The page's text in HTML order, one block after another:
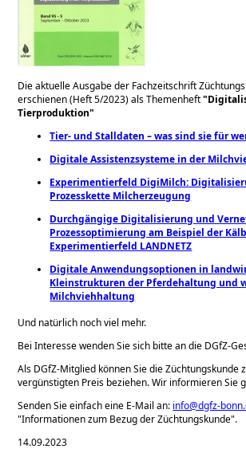
Die aktuelle Ausgabe der Fachzeitschrift
erschienen (Heft 5/2023) als Themenheft
Tierproduktion
Tier- und Stalldaten – was sind sie für
Digitale Assistenzsysteme in der
Experimentierfeld DigiMilch:
Prozesskette Milcherzeugung
Durchgängige Digitalisierung und
Prozessoptimierung am Beispiel der
Experimentierfeld LANDNETZ
Digitale Anwendungsoptionen in
Kleinstrukturen der Pferdehaltung und
Milchviehhaltung
Und natürlich noch viel mehr.
Bei Interesse wenden Sie sich bitte an die DGfZ-
Als DGfZ-Mitglied können Sie die Züchtungskunde
vergünstigten Preis beziehen. Wir informieren Sie
Senden Sie einfach eine E-Mail an: info@dgfz-
Informationen zum Bezug der Züchtungskunde .
14.09.2023